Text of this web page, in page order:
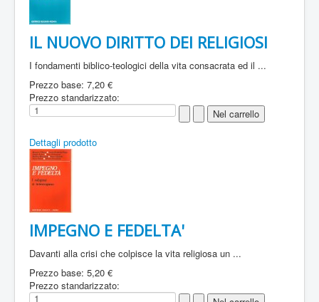
IL NUOVO DIRITTO DEI RELIGIOSI
I fondamenti biblico-teologici della vita consacrata ed il ...
Prezzo base: 7,20 €
Prezzo standarizzato:
Dettagli prodotto
IMPEGNO E FEDELTA'
Davanti alla crisi che colpisce la vita religiosa un ...
Prezzo base: 5,20 €
Prezzo standarizzato: